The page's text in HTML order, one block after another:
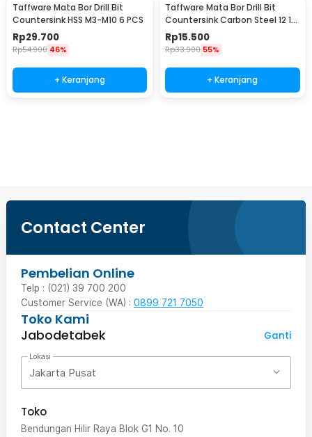
Taffware Mata Bor Drill Bit
Countersink HSS M3-M10 6 PCS
Rp29.700
Rp54.900 46%
+ Keranjang
Taffware Mata Bor Drill Bit
Countersink Carbon Steel 12 16
19mm 3 PCS
Rp15.500
Rp33.900 55%
+ Keranjang
Contact Center
Pembelian Online
Telp : (021) 39 700 200
Customer Service (WA) : 0899 721 7050
Toko Kami
Jabodetabek
Ganti
Lokasi
Jakarta Pusat
Toko
Bendungan Hilir Raya Blok G1 No. 10